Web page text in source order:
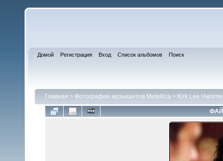
Домой Регистрация Вход Список альбомов Поиск
Главная > Фотографии музыкантов Metallica > Kirk Lee